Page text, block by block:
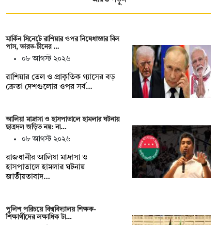
মার্কিন সিনেটে রাশিয়ার ওপর নিষেধাজ্ঞার বিল
পাস, ভারত-চীনের …
০৮ আগস্ট ২০২৬
রাশিয়ার তেল ও প্রাকৃতিক গ্যাসের বড়
ক্রেতা দেশগুলোর ওপর সর্ব…
আলিয়া মাদ্রাসা ও হাসপাতালে হামলার ঘটনায়
ছাত্রদল জড়িত নয়: না…
০৮ আগস্ট ২০২৬
রাজধানীর আলিয়া মাদ্রাসা ও
হাসপাতালে হামলার ঘটনায়
জাতীয়তাবাদ…
পুলিশ পরিচয়ে বিশ্ববিদ্যালয় শিক্ষক-
শিক্ষার্থীদের লক্ষাধিক টা…